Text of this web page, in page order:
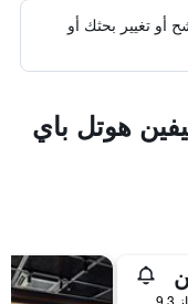
أو تغيير بحثك أو
هوتل باي